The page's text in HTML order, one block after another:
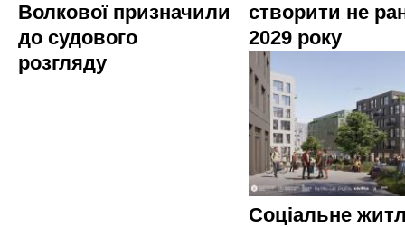
Волкової призначили
до судового
розгляду
створити не
2029 року
Соціальне